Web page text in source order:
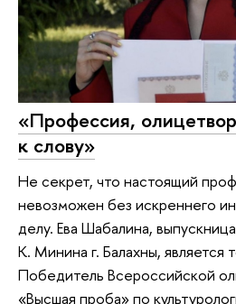
«Профессия,
к слову»
Не секрет, что настоящий
невозможен без искреннего
делу. Ева Шабалина,
К. Минина г. Балахны,
Победитель Всероссийской
«Высшая проба» по